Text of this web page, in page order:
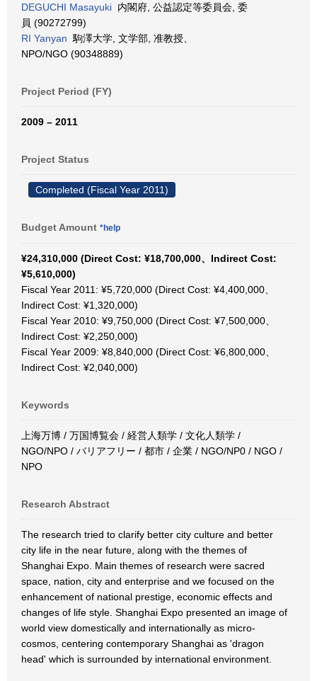
DEGUCHI Masayuki 内閣府, 公益認定等委員会, 委
員 (90272799)
RI Yanyan 駒澤大学, 文学部, 准教授、
NPO/NGO (90348889)
Project Period (FY)
2009 – 2011
Project Status
Completed (Fiscal Year 2011)
Budget Amount *help
¥24,310,000 (Direct Cost: ¥18,700,000、Indirect Cost:
¥5,610,000)
Fiscal Year 2011: ¥5,720,000 (Direct Cost: ¥4,400,000、
Indirect Cost: ¥1,320,000)
Fiscal Year 2010: ¥9,750,000 (Direct Cost: ¥7,500,000、
Indirect Cost: ¥2,250,000)
Fiscal Year 2009: ¥8,840,000 (Direct Cost: ¥6,800,000、
Indirect Cost: ¥2,040,000)
Keywords
上海万博 / 万国博覧会 / 経営人類学 / 文化人類学 /
NGO/NPO / バリアフリー / 都市 / 企業 / NGO/NP0 / NGO /
NPO
Research Abstract
The research tried to clarify better city culture and better
city life in the near future, along with the themes of
Shanghai Expo. Main themes of research were sacred
space, nation, city and enterprise and we focused on the
enhancement of national prestige, economic effects and
changes of life style. Shanghai Expo presented an image of
world view domestically and internationally as micro-
cosmos, centering contemporary Shanghai as 'dragon
head' which is surrounded by international environment.